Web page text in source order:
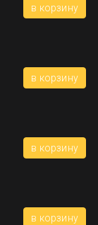
в корзину
в корзину
в корзину
в корзину